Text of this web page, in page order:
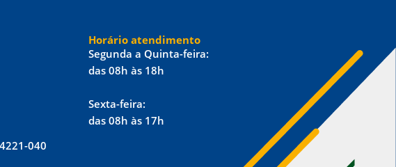
040
Horário atendimento
Segunda a Quinta-feira:
das 08h às 18h
Sexta-feira:
das 08h às 17h